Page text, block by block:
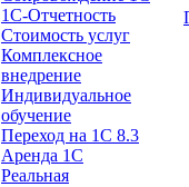
1С-Отчетность
Стоимость услуг
Комплексное
внедрение
Индивидуальное
обучение
Переход на 1С 8.3
Аренда 1С
Реальная